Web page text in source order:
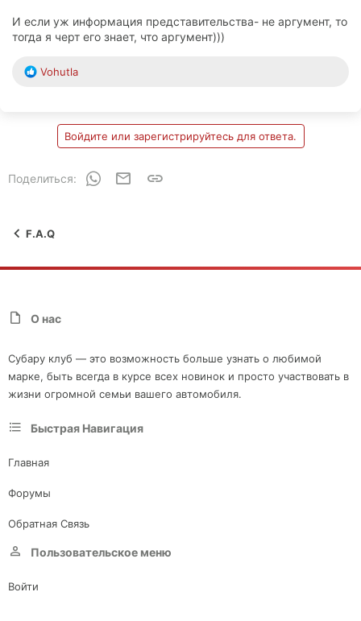
И если уж информация представительства- не аргумент, то
тогда я черт его знает, что аргумент)))
Р
Vohutla
Войдите или зарегистрируйтесь для ответа.
Поделиться: WhatsAppЭлектронная почта
F.A.Q
О нас
Субару клуб — это возможность больше узнать о любимой
марке, быть всегда в курсе всех новинок и просто участвовать в
жизни огромной семьи вашего автомобиля.
Быстрая Навигация
Главная
Форумы
Обратная Связь
Пользовательское меню
Войти